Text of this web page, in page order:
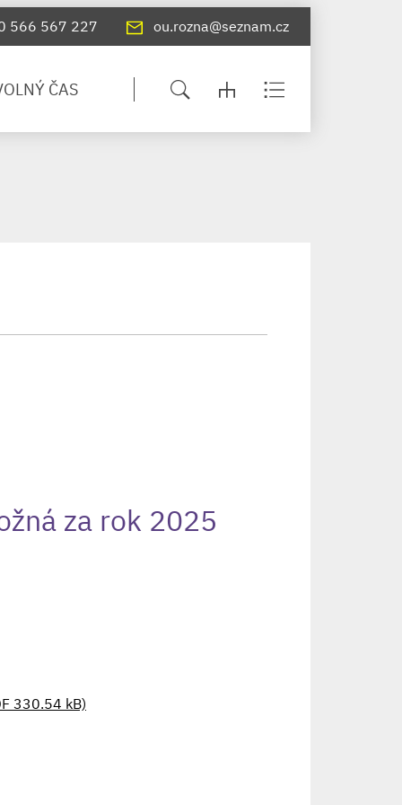
566 567 227 ou.rozna@seznam.cz
ČAS
za rok 2025
330.54 kB)